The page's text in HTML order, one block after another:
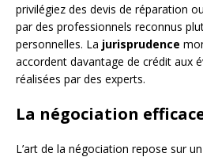
privilégiez des devis de réparation
par des professionnels reconnus
personnelles. La jurisprudence
accordent davantage de crédit aux
réalisées par des experts.
La négociation
L’art de la négociation repose sur